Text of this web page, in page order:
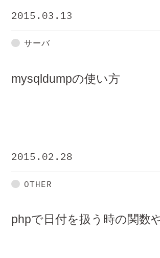
2015.03.13
サーバ
mysqldumpの使い方
2015.02.28
OTHER
phpで日付を扱う時の関数